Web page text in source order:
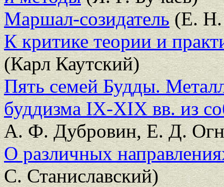
Маршал-созидатель(Е. Н.
К критике теории и
(Карл Каутский)
Пять семей Будды.
буддизма IX-XIX вв. из
А. Ф. Дубровин, Е. Д.
О различных
С. Станиславский)